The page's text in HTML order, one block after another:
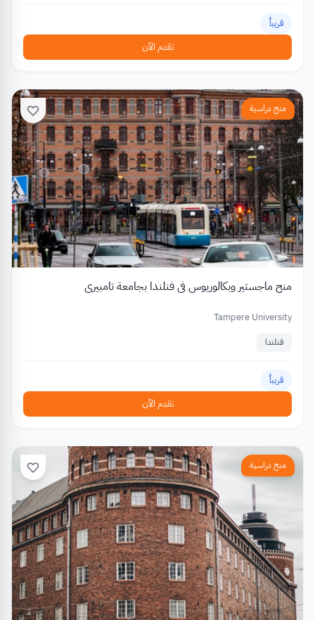
قريباً
تقدم الآن
منح دراسية
منح ماجستير وبكالوريوس في فنلندا بجامعة تامبيري
Tampere University
فنلندا
قريباً
تقدم الآن
منح دراسية